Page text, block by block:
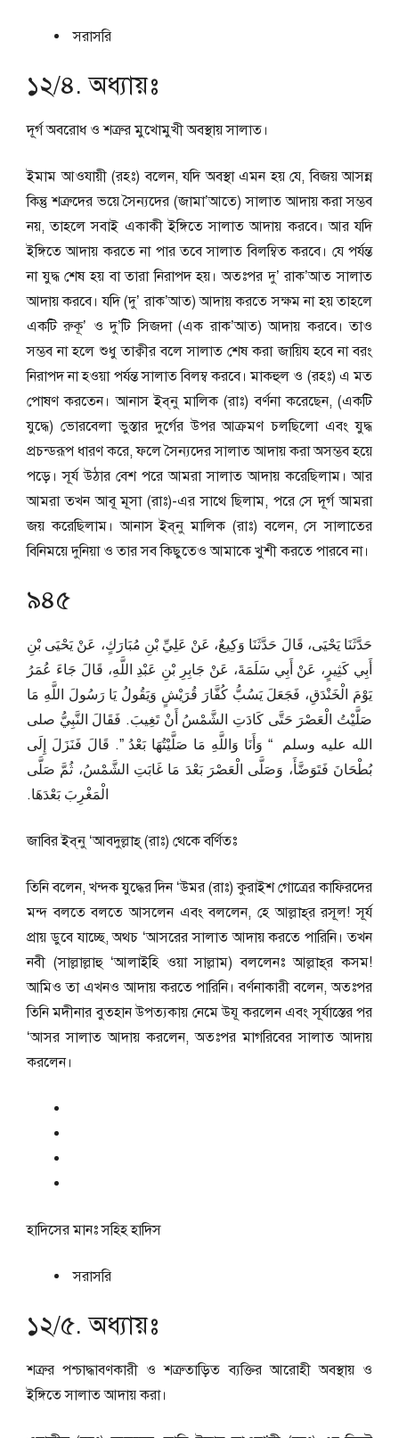
সরাসরি
১২/৪. অধ্যায়ঃ
দূর্গ অবরোধ ও শত্রুর মুখোমুখী অবস্থায় সালাত।
ইমাম আওযায়ী (রহঃ) বলেন, যদি অবস্থা এমন হয় যে, বিজয় আসন্ন
কিন্তু শত্রুদের ভয়ে সৈন্যদের (জামা’আতে) সালাত আদায় করা সম্ভব
নয়, তাহলে সবাই একাকী ইঙ্গিতে সালাত আদায় করবে। আর যদি
ইঙ্গিতে আদায় করতে না পার তবে সালাত বিলম্বিত করবে। যে পর্যন্ত
না যুদ্ধ শেষ হয় বা তারা নিরাপদ হয়। অতঃপর দু’ রাক’আত সালাত
আদায় করবে। যদি (দু’ রাক’আত) আদায় করতে সক্ষম না হয় তাহলে
একটি রুকূ’ ও দু’টি সিজদা (এক রাক’আত) আদায় করবে। তাও
সম্ভব না হলে শুধু তাক্বীর বলে সালাত শেষ করা জায়িয হবে না বরং
নিরাপদ না হওয়া পর্যন্ত সালাত বিলম্ব করবে। মাকহুল ও (রহঃ) এ মত
পোষণ করতেন। আনাস ইব্‌নু মালিক (রাঃ) বর্ণনা করেছেন, (একটি
যুদ্ধে) ভোরবেলা ভুস্তার দুর্গের উপর আক্রমণ চলছিলো এবং যুদ্ধ
প্রচন্ডরূপ ধারণ করে, ফলে সৈন্যদের সালাত আদায় করা অসম্ভব হয়ে
পড়ে। সূর্য উঠার বেশ পরে আমরা সালাত আদায় করেছিলাম। আর
আমরা তখন আবূ মূসা (রাঃ)-এর সাথে ছিলাম, পরে সে দূর্গ আমরা
জয় করেছিলাম। আনাস ইব্‌নু মালিক (রাঃ) বলেন, সে সালাতের
বিনিময়ে দুনিয়া ও তার সব কিছুতেও আমাকে খুশী করতে পারবে না।
৯৪৫
حَدَّثَنَا يَحْيَى، قَالَ حَدَّثَنَا وَكِيعٌ، عَنْ عَلِيِّ بْنِ مُبَارَكٍ، عَنْ يَحْيَى بْنِ
أَبِي كَثِيرٍ، عَنْ أَبِي سَلَمَةَ، عَنْ جَابِرِ بْنِ عَبْدِ اللَّهِ، قَالَ جَاءَ عُمَرُ
يَوْمَ الْخَنْدَقِ، فَجَعَلَ يَسُبُّ كُفَّارَ قُرَيْشٍ وَيَقُولُ يَا رَسُولَ اللَّهِ مَا
صَلَّيْتُ الْعَصْرَ حَتَّى كَادَتِ الشَّمْسُ أَنْ تَغِيبَ‏.‏ فَقَالَ النَّبِيُّ صلى
الله عليه وسلم ‏ “‏ وَأَنَا وَاللَّهِ مَا صَلَّيْتُهَا بَعْدُ ‏”‏‏.‏ قَالَ فَنَزَلَ إِلَى
بُطْحَانَ فَتَوَضَّأَ، وَصَلَّى الْعَصْرَ بَعْدَ مَا غَابَتِ الشَّمْسُ، ثُمَّ صَلَّى
الْمَغْرِبَ بَعْدَهَا‏.‏
জাবির ইব্‌নু ‘আবদুল্লাহ্‌ (রাঃ) থেকে বর্ণিতঃ
তিনি বলেন, খন্দক যুদ্ধের দিন ‘উমর (রাঃ) কুরাইশ গোত্রের কাফিরদের
মন্দ বলতে বলতে আসলেন এবং বললেন, হে আল্লাহ্‌র রসূল! সূর্য
প্রায় ডুবে যাচ্ছে, অথচ ‘আসরের সালাত আদায় করতে পারিনি। তখন
নবী (সাল্লাল্লাহু ‘আলাইহি ওয়া সাল্লাম) বললেনঃ আল্লাহ্‌র কসম!
আমিও তা এখনও আদায় করতে পারিনি। বর্ণনাকারী বলেন, অতঃপর
তিনি মদীনার বুতহান উপত্যকায় নেমে উযূ করলেন এবং সূর্যাস্তের পর
‘আসর সালাত আদায় করলেন, অতঃপর মাগরিবের সালাত আদায়
করলেন।
হাদিসের মানঃসহিহ হাদিস
সরাসরি
১২/৫. অধ্যায়ঃ
শত্রুর পশ্চাদ্ধাবণকারী ও শত্রুতাড়িত ব্যক্তির আরোহী অবস্থায় ও
ইঙ্গিতে সালাত আদায় করা।